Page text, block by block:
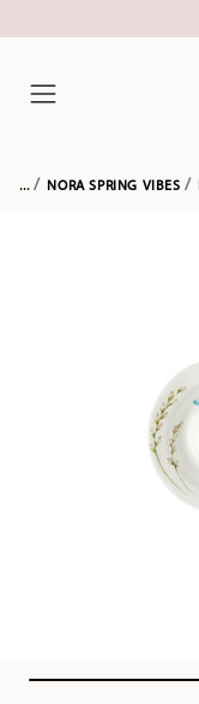
Summer
... NORA SPRING VIBES